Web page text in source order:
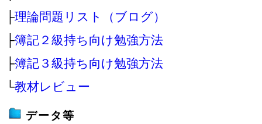
├理論問題リスト（ブログ）
├簿記２級持ち向け勉強方法
├簿記３級持ち向け勉強方法
└教材レビュー
データ等